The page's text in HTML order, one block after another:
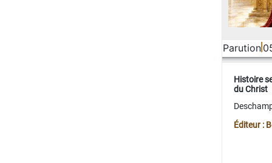
Parution
Histoire
du Christ
Éditeur :